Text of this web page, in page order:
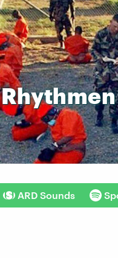
Rhythmen
ARD Sounds